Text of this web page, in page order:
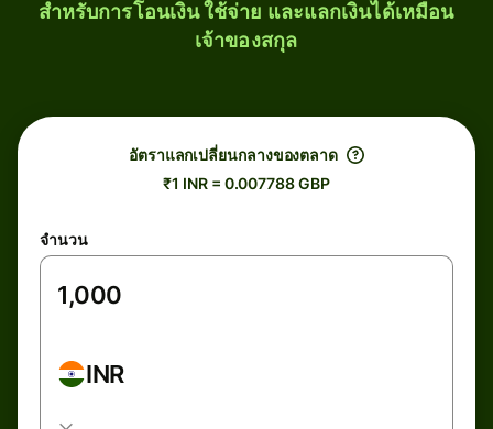
สำหรับการโอนเงิน ใช้จ่าย และแลกเงินได้เหมือน
เจ้าของสกุล
อัตราแลกเปลี่ยนกลางของตลาด
₹1 INR = 0.007788 GBP
จำนวน
INR